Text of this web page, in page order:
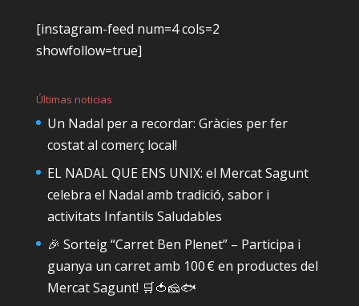
[instagram-feed num=4 cols=2
showfollow=true]
Últimas noticias
Un Nadal per a recordar: Gràcies per fer
costat al comerç local!
EL NADAL QUE ENS UNIX: el Mercat Sagunt
celebra el Nadal amb tradició, sabor i
activitats Infantils Saludables
🎉 Sorteig “Carret Ben Plenet” – Participa i
guanya un carret amb 100 € en productes del
Mercat Sagunt! 🛒🍅🧀🐟